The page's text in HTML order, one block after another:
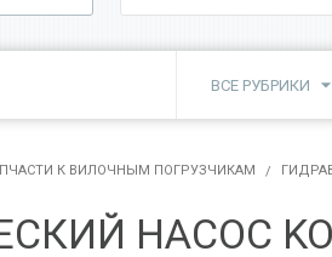
ВСЕ РУБРИКИ 
К ВИЛОЧНЫМ ПОГРУЗЧИКАМ
НАСОС